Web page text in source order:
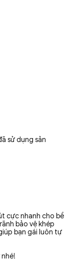
sử dụng sản
cực nhanh cho bề
bảo vệ khép
bạn gái luôn tự